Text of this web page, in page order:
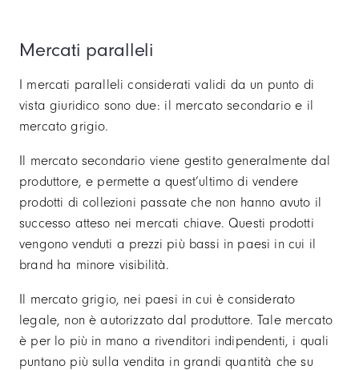
Mercati paralleli
I mercati paralleli considerati validi da un punto di
vista giuridico sono due: il mercato secondario e il
mercato grigio.
Il mercato secondario viene gestito generalmente dal
produttore, e permette a quest’ultimo di vendere
prodotti di collezioni passate che non hanno avuto il
successo atteso nei mercati chiave. Questi prodotti
vengono venduti a prezzi più bassi in paesi in cui il
brand ha minore visibilità.
Il mercato grigio, nei paesi in cui è considerato
legale, non è autorizzato dal produttore. Tale mercato
è per lo più in mano a rivenditori indipendenti, i quali
puntano più sulla vendita in grandi quantità che su